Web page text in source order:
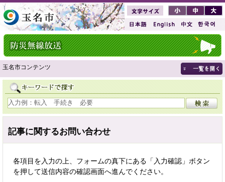
玉名市コンテンツ
記事に関するお問い合わせ
各項目を入力の上、フォームの真下にある「入力確認」ボタン
を押して送信内容の確認画面へ進んでください。